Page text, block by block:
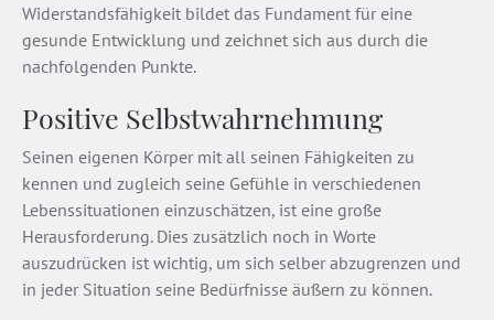
Widerstandsfähigkeit bildet das Fundament für eine
gesunde Entwicklung und zeichnet sich aus durch die
nachfolgenden Punkte.
Positive Selbstwahrnehmung
Seinen eigenen Körper mit all seinen Fähigkeiten zu
kennen und zugleich seine Gefühle in verschiedenen
Lebenssituationen einzuschätzen, ist eine große
Herausforderung. Dies zusätzlich noch in Worte
auszudrücken ist wichtig, um sich selber abzugrenzen und
in jeder Situation seine Bedürfnisse äußern zu können.